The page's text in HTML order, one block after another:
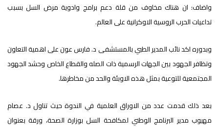
واضاف: ان هناك مخاوف من قلة دعم برامج وادوية مرض السل بسبب
تداعيات الحرب الروسية الاوكرانية على العالم.
وبدوره اكد نائب المدير الطبي بالمستشفى د. فارس عون على اهمية التعاون
وتظافر الجهود بين الجهات الرسمية ذات الصله والقطاع الخاص وحشد الجهود
المجتمعية للتوعية بمثل هذه الاوبئة والحد من مخاطرها.
بعد ذلك قدمت عدد من الاوراق العلمية في الندوة حيث تناول د. عصام
مهيوب مدير البرنامج الوطني لمكافحة السل بوزارة الصحة، ورقة بعنوان